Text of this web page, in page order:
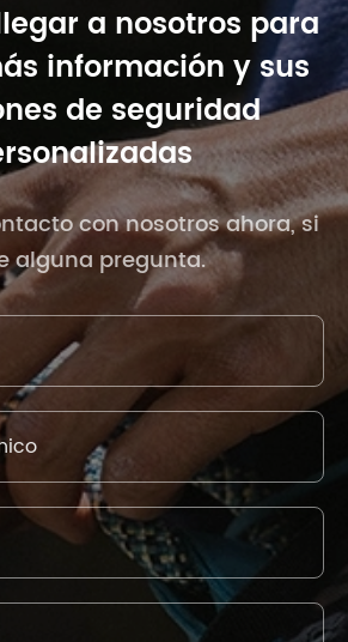
a nosotros para
información y sus
de seguridad
con nosotros ahora, si
alguna pregunta.